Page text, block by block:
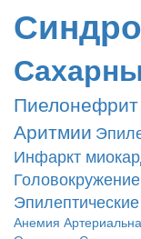
Пиелонефрит
Аритмии
Инфаркт
Головокружение
Анемия